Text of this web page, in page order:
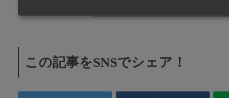
この記事をSNSでシェア！